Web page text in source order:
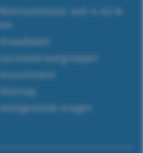
Roestvaststaal, wat is A2 &
A4.
Draadtabel
Iso-materiaalgroepen
Assortiment
Sitemap
Veelgestelde vragen